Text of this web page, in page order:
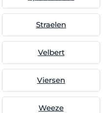
Straelen
Velbert
Viersen
Weeze